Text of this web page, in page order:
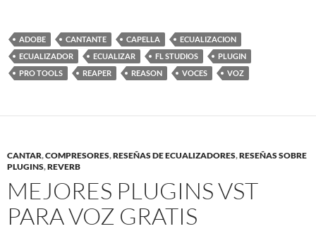
ADOBE CANTANTE CAPELLA
ECUALIZACION
ECUALIZADOR
ECUALIZAR FL STUDIOS
PLUGIN
PRO TOOLS
REAPER REASON VOCES VOZ
CANTAR,COMPRESORES,RESEÑAS DE ECUALIZADORES,RESEÑAS SOBRE
PLUGINS,REVERB
MEJORES PLUGINS VST
PARA VOZ GRATIS